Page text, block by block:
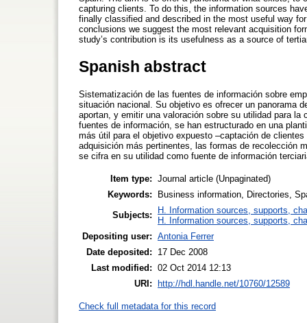
capturing clients. To do this, the information sources
finally classified and described in the most useful way
conclusions we suggest the most relevant acquisition
study’s contribution is its usefulness as a source of
Spanish abstract
Sistematización de las fuentes de información sobre
situación nacional. Su objetivo es ofrecer un panorama
aportan, y emitir una valoración sobre su utilidad para
fuentes de información, se han estructurado en una
más útil para el objetivo expuesto –captación de
adquisición más pertinentes, las formas de recolección
se cifra en su utilidad como fuente de información
Item type: Journal article (Unpaginated)
Keywords:
Business information, Directories,
Subjects:
H. Information sources, supports,
H. Information sources, supports,
Depositing user: Antonia Ferrer
Date deposited:
17 Dec 2008
Last modified: 02 Oct 2014 12:13
URI:
http://hdl.handle.net/10760/12589
Check full metadata for this record